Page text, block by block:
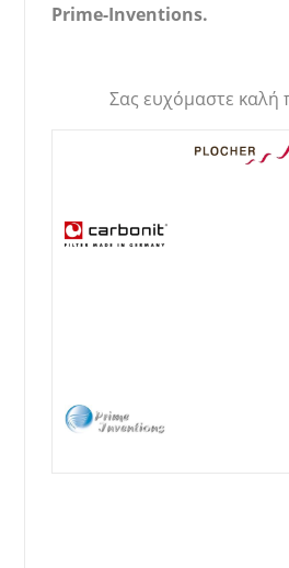
Prime-Inventions.
Σας ευχόμαστε καλή